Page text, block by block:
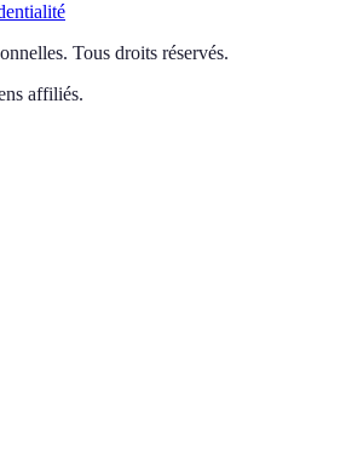
. Tous droits réservés.
affiliés.